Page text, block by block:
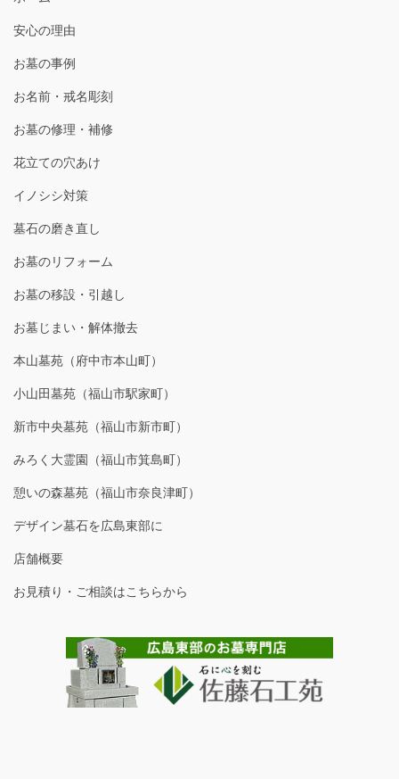
安心の理由
お墓の事例
お名前・戒名彫刻
お墓の修理・補修
花立ての穴あけ
イノシシ対策
墓石の磨き直し
お墓のリフォーム
お墓の移設・引越し
お墓じまい・解体撤去
本山墓苑（府中市本山町）
小山田墓苑（福山市駅家町）
新市中央墓苑（福山市新市町）
みろく大霊園（福山市箕島町）
憩いの森墓苑（福山市奈良津町）
デザイン墓石を広島東部に
店舗概要
お見積り・ご相談はこちらから